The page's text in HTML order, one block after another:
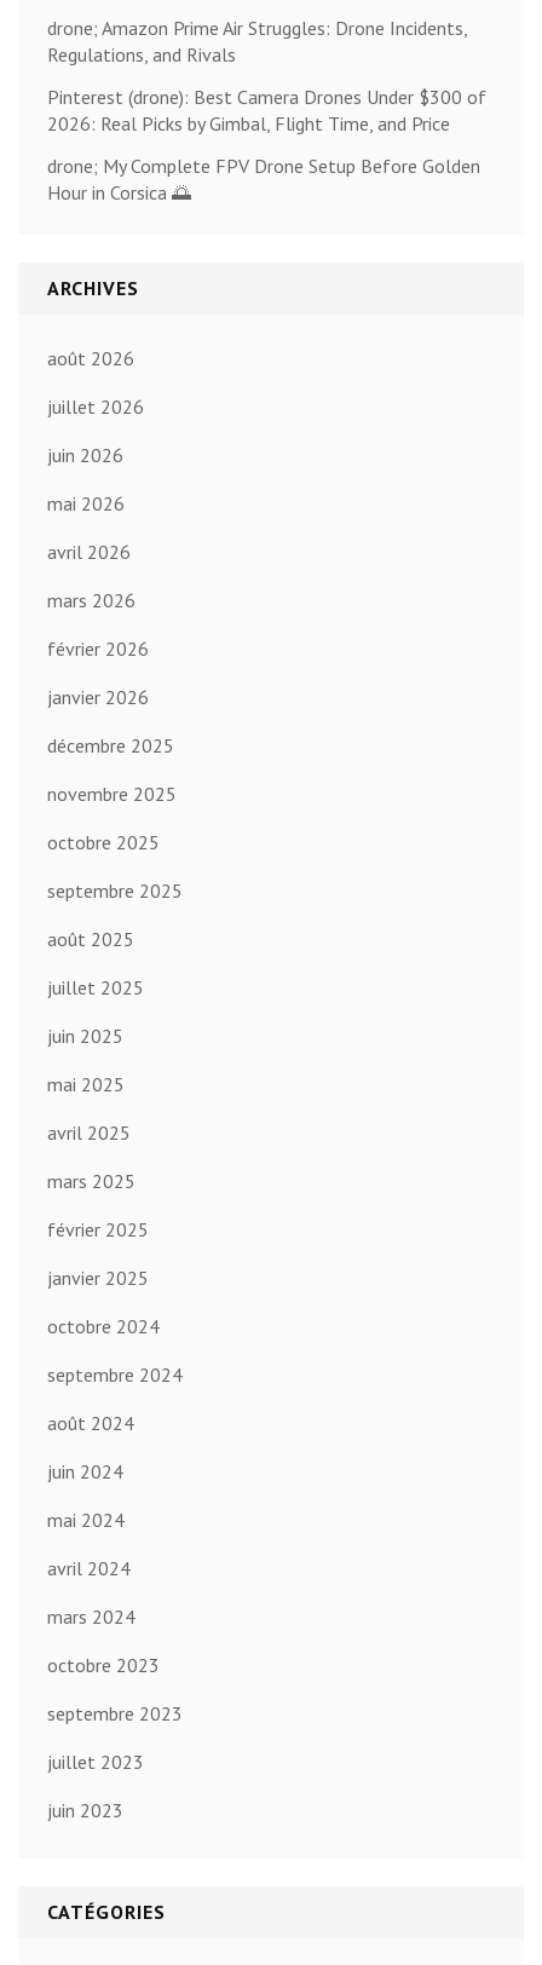
drone; Amazon Prime Air Struggles: Drone Incidents,
Regulations, and Rivals
Pinterest (drone): Best Camera Drones Under $300 of
2026: Real Picks by Gimbal, Flight Time, and Price
drone; My Complete FPV Drone Setup Before Golden
Hour in Corsica 🌅
ARCHIVES
août 2026
juillet 2026
juin 2026
mai 2026
avril 2026
mars 2026
février 2026
janvier 2026
décembre 2025
novembre 2025
octobre 2025
septembre 2025
août 2025
juillet 2025
juin 2025
mai 2025
avril 2025
mars 2025
février 2025
janvier 2025
octobre 2024
septembre 2024
août 2024
juin 2024
mai 2024
avril 2024
mars 2024
octobre 2023
septembre 2023
juillet 2023
juin 2023
CATÉGORIES